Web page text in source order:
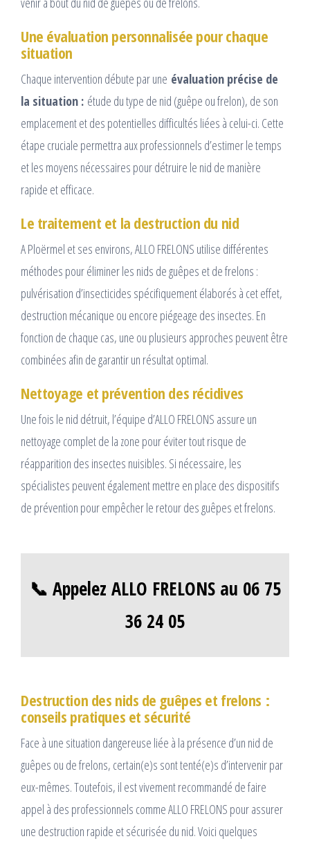
Une évaluation personnalisée pour chaque
situation
Chaque intervention débute par une évaluation précise de
la situation : étude du type de nid (guêpe ou frelon), de son
emplacement et des potentielles difficultés liées à celui-ci. Cette
étape cruciale permettra aux professionnels d’estimer le temps
et les moyens nécessaires pour détruire le nid de manière
rapide et efficace.
Le traitement et la destruction du nid
A Ploërmel et ses environs, ALLO FRELONS utilise différentes
méthodes pour éliminer les nids de guêpes et de frelons :
pulvérisation d’insecticides spécifiquement élaborés à cet effet,
destruction mécanique ou encore piégeage des insectes. En
fonction de chaque cas, une ou plusieurs approches peuvent être
combinées afin de garantir un résultat optimal.
Nettoyage et prévention des récidives
Une fois le nid détruit, l’équipe d’ALLO FRELONS assure un
nettoyage complet de la zone pour éviter tout risque de
réapparition des insectes nuisibles. Si nécessaire, les
spécialistes peuvent également mettre en place des dispositifs
de prévention pour empêcher le retour des guêpes et frelons.
📞 Appelez ALLO FRELONS au 06 75
36 24 05
Destruction des nids de guêpes et frelons :
conseils pratiques et sécurité
Face à une situation dangereuse liée à la présence d’un nid de
guêpes ou de frelons, certain(e)s sont tenté(e)s d’intervenir par
eux-mêmes. Toutefois, il est vivement recommandé de faire
appel à des professionnels comme ALLO FRELONS pour assurer
une destruction rapide et sécurisée du nid. Voici quelques